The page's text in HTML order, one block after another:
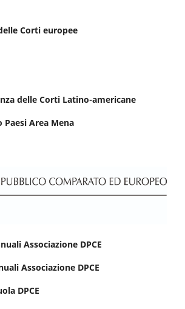
Corti europee
delle Corti Latino-americane
Paesi Area Mena
Associazione DPCE
Associazione DPCE
DPCE